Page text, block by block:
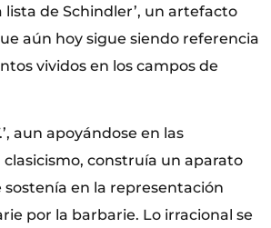
lista de Schindler’, un artefacto
aún hoy sigue siendo referencia
vividos en los campos de
aun apoyándose en las
construía un aparato
en la representación
por la barbarie. Lo irracional se